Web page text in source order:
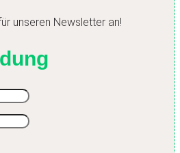
unseren Newsletter an!